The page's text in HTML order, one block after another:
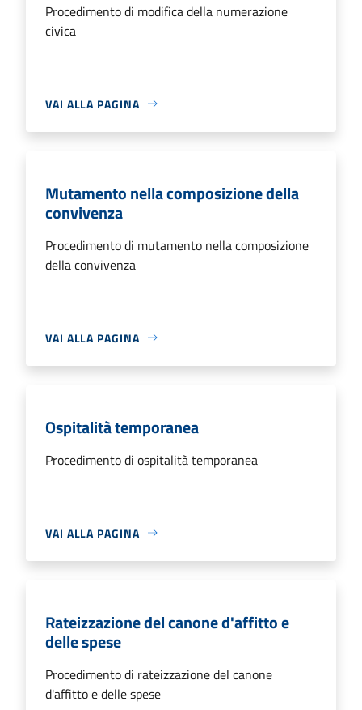
Procedimento di modifica della numerazione
civica
VAI ALLA PAGINA
Mutamento nella composizione della
convivenza
Procedimento di mutamento nella composizione
della convivenza
VAI ALLA PAGINA
Ospitalità temporanea
Procedimento di ospitalità temporanea
VAI ALLA PAGINA
Rateizzazione del canone d'affitto e
delle spese
Procedimento di rateizzazione del canone
d'affitto e delle spese